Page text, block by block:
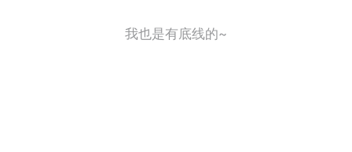
我也是有底线的~